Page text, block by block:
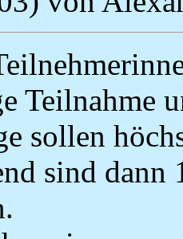
Teilnahme
sollen
sind